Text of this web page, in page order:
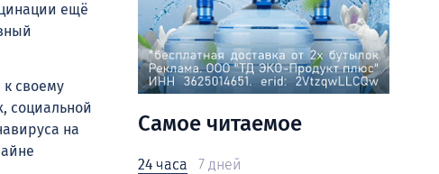
ещё
к своему
социальной
на
Самое читаемое
24 часа 7 дней